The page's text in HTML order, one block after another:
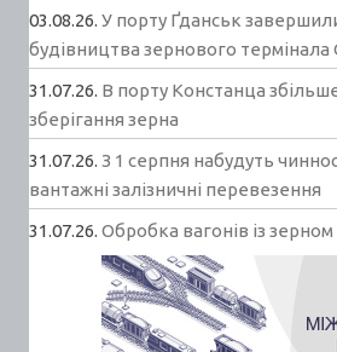
03.08.26. У порту Ґданськ
будівництва зернового термінала
31.07.26. В порту Констанца
зберігання зерна
31.07.26. З 1 серпня набудуть
вантажні залізничні перевезення
31.07.26. Обробка вагонів із